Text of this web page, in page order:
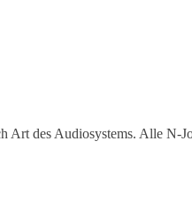
Art des Audiosystems. Alle